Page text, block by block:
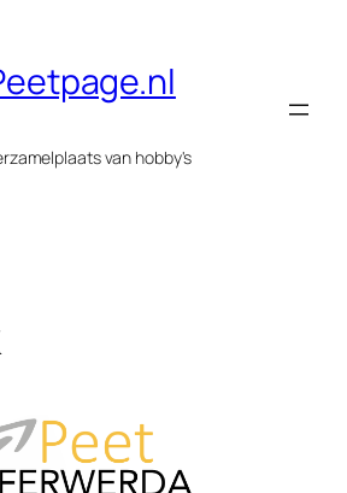
van hobby's